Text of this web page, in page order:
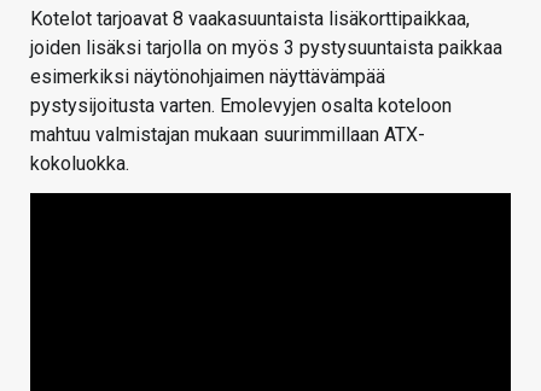
Kotelot tarjoavat 8 vaakasuuntaista lisäkorttipaikkaa,
joiden lisäksi tarjolla on myös 3 pystysuuntaista paikkaa
esimerkiksi näytönohjaimen näyttävämpää
pystysijoitusta varten. Emolevyjen osalta koteloon
mahtuu valmistajan mukaan suurimmillaan ATX-
kokoluokka.